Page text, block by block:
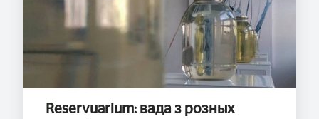
Reservuarium: вада з розных